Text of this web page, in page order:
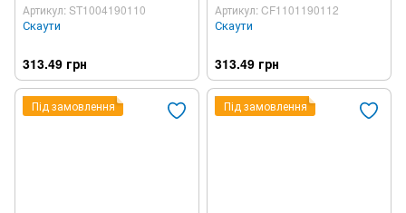
Артикул: ST1004190110
Скаути
313.49 грн
Артикул: CF1101190112
Скаути
313.49 грн
Під замовлення Під замовлення